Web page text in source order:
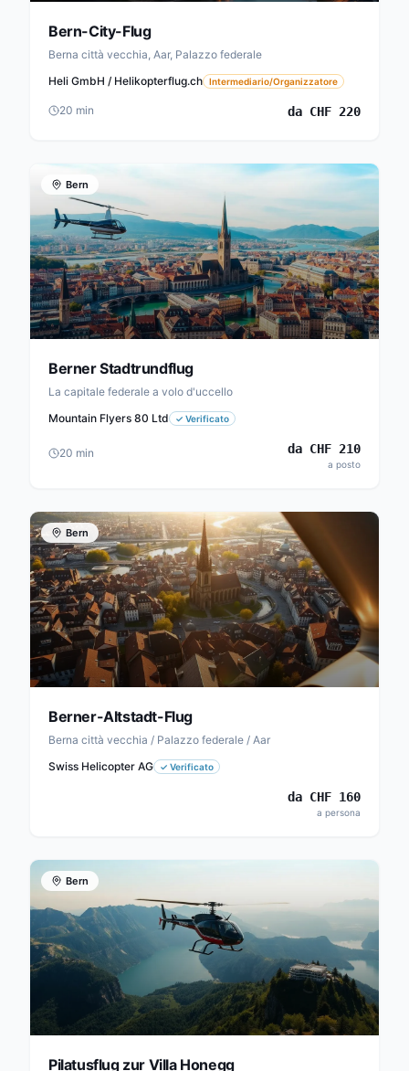
Bern-City-Flug
Berna città vecchia, Aar, Palazzo federale
Heli GmbH / Helikopterflug.ch Intermediario/Organizzatore
20 min da CHF 220
Bern
Berner Stadtrundflug
La capitale federale a volo d'uccello
Mountain Flyers 80 Ltd
✓ Verificato
20 min da CHF 210
a posto
Bern
Berner-Altstadt-Flug
Berna città vecchia / Palazzo federale / Aar
Swiss Helicopter AG
✓ Verificato
da CHF 160
a persona
Bern
Pilatusflug zur Villa Honegg